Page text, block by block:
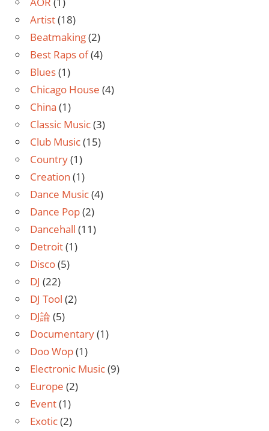
Artist(18)
Beatmaking(2)
Best Raps of(4)
Blues(1)
Chicago House (4)
China (1)
Classic Music(3)
Club Music(15)
Country(1)
Creation (1)
Dance Music(4)
Dance Pop(2)
Dancehall (11)
Detroit(1)
Disco(5)
DJ (22)
DJ Tool (2)
DJ論 (5)
Documentary(1)
Doo Wop(1)
Electronic Music(9)
Europe (2)
Event(1)
Exotic(2)